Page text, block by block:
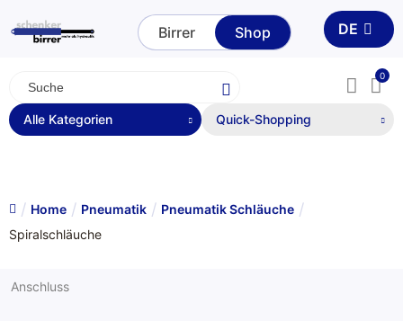
Birrer Shop DE
Alle Kategorien
Dichtungssä
tze
Zylinderkom
Schnellversc
Quick-Shopping
0
Home Pneumatik
Pneumatik Schläuche
Spiralschläuche
Anschluss